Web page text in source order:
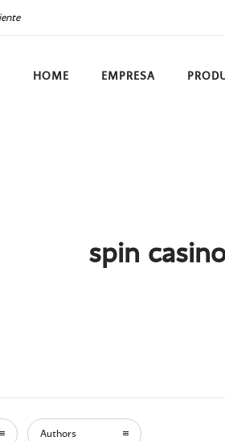
HOME EMPRESA
spin
Authors